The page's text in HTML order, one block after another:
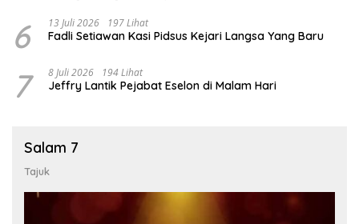
6 13 Juli 2026 197 Lihat
Fadli Setiawan Kasi Pidsus Kejari Langsa Yang Baru
7 8 Juli 2026 194 Lihat
Jeffry Lantik Pejabat Eselon di Malam Hari
Salam 7
Tajuk